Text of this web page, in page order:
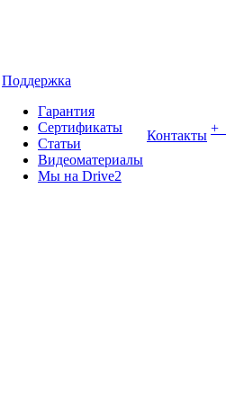
Поддержка
Гарантия
Сертификаты
Статьи
Видеоматериалы
Мы на Drive2
Контакты +